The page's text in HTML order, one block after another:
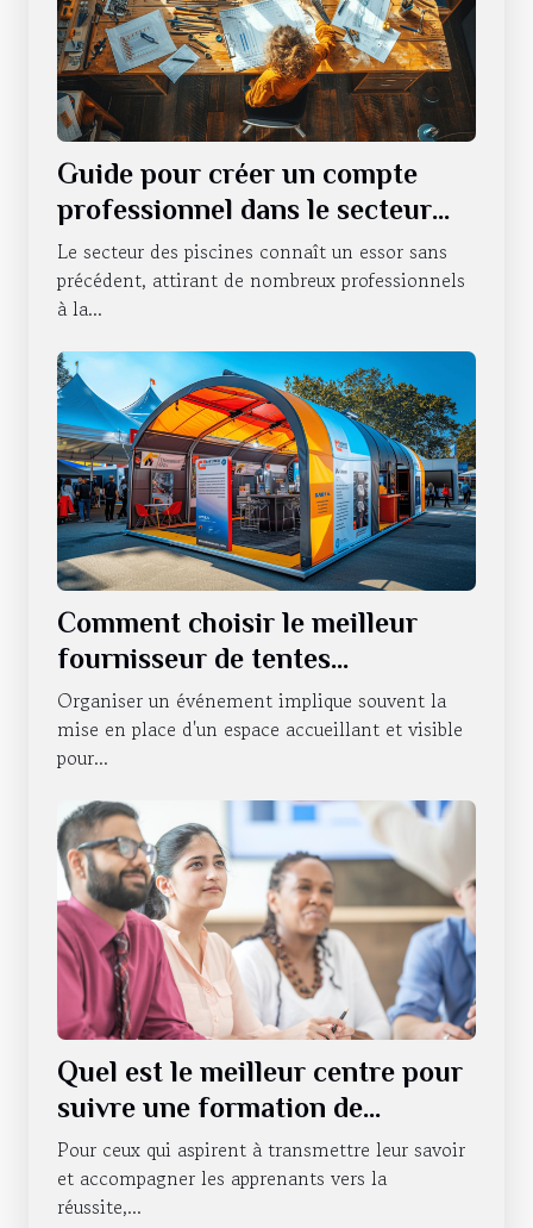
Guide pour créer un compte
professionnel dans le secteur
des piscines
Le secteur des piscines connaît un essor sans
précédent, attirant de nombreux professionnels
à la...
Comment choisir le meilleur
fournisseur de tentes
publicitaires pour vos
événements
Organiser un événement implique souvent la
mise en place d'un espace accueillant et visible
pour...
Quel est le meilleur centre pour
suivre une formation de
formateur pour adultes ?
Pour ceux qui aspirent à transmettre leur savoir
et accompagner les apprenants vers la
réussite,...